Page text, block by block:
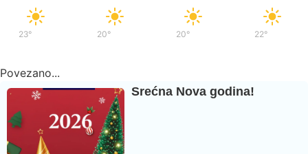
23° 20°/ 20°/ 22°
Povezano...
Srećna Nova godina!